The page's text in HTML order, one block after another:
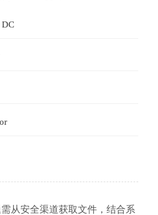
DC
从安全渠道获取文件，结合系